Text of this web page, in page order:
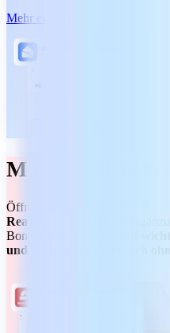
Mehr erfahren
MobiPDF Reader
Öffnen und betrachten Sie
Reader
– der perfekten
Bonustool können Sie
auf
und E-Books ganz einfach